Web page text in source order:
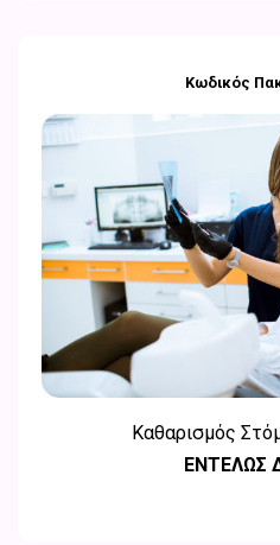
Κωδικός
Καθαρισμός
ΕΝΤΕΛΩΣ